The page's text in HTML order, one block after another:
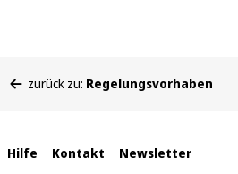
befinden
zurück zu: Regelungsvorhaben
Interne
Hilfe Kontakt Newsletter